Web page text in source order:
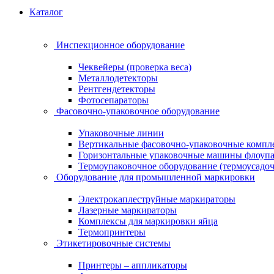
Каталог
Инспекционное оборудование
Чеквейеры (проверка веса)
Металлодетекторы
Рентгендетекторы
Фотосепараторы
Фасовочно-упаковочное оборудование
Упаковочные линии
Вертикальные фасовочно-упаковочные
Горизонтальные упаковочные машины
Термоупаковочное оборудование
Оборудование для промышленной маркировки
Электрокаплеструйные маркираторы
Лазерные маркираторы
Комплексы для маркировки яйца
Термопринтеры
Этикетировочные системы
Принтеры – аппликаторы